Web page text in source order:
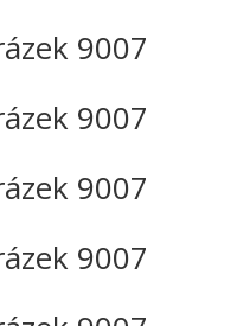
9007
9007
9007
9007